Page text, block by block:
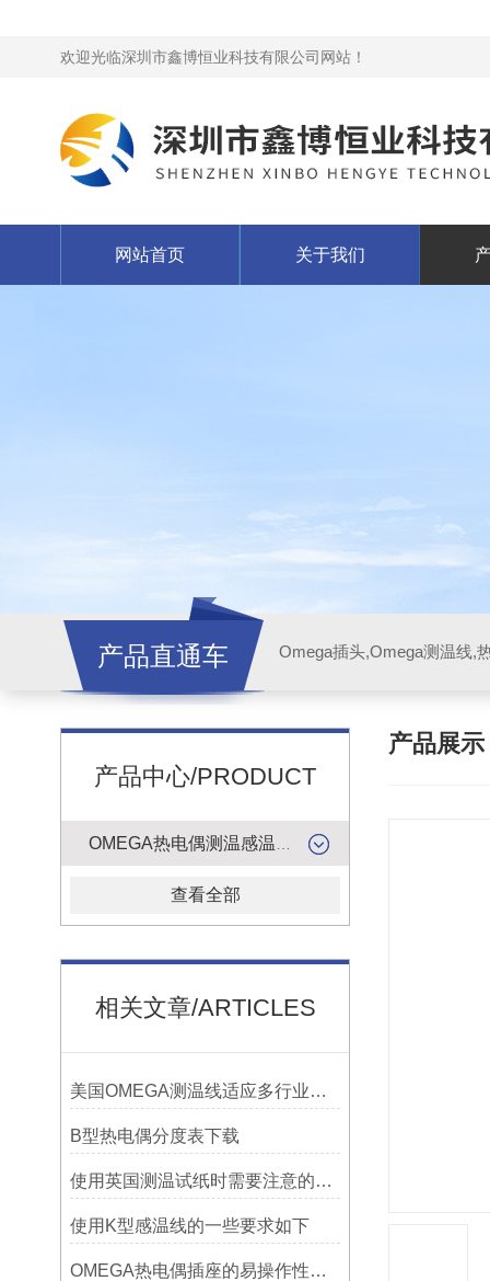
欢迎光临深圳市鑫博恒业科技有限公司网站！
网站首页 关于我们
产品直通车
产品中心/PRODUCT
查看全部
相关文章/ARTICLES
美国OMEGA测温线适应多行业需求
B型热电偶分度表下载
使用英国测温试纸时需要注意的事项
使用K型感温线的一些要求如下
OMEGA热电偶插座的易操作性探讨
产品展示